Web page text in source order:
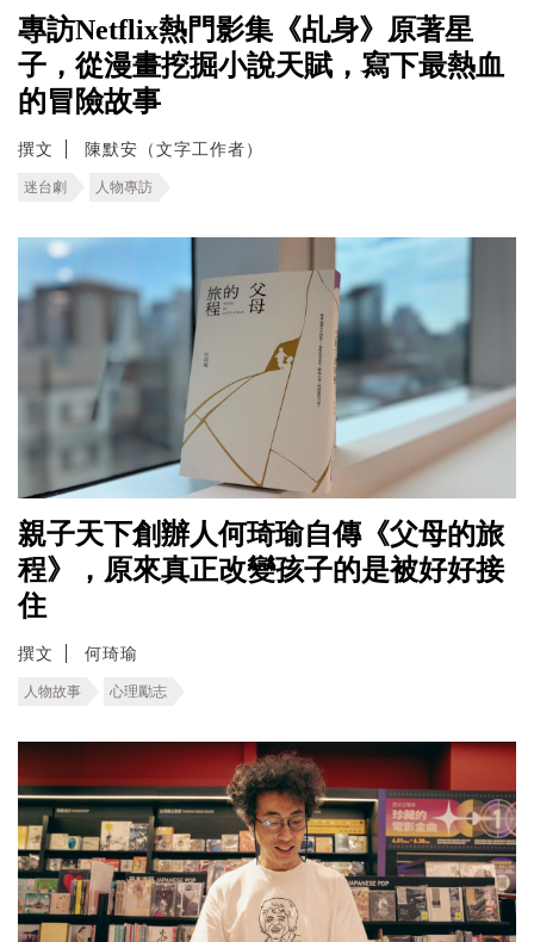
專訪Netflix熱門影集《乩身》原著星
子，從漫畫挖掘小說天賦，寫下最熱血
的冒險故事
撰文 陳默安（文字工作者）
迷台劇 人物專訪
親子天下創辦人何琦瑜自傳《父母的旅
程》，原來真正改變孩子的是被好好接
住
撰文 何琦瑜
人物故事 心理勵志